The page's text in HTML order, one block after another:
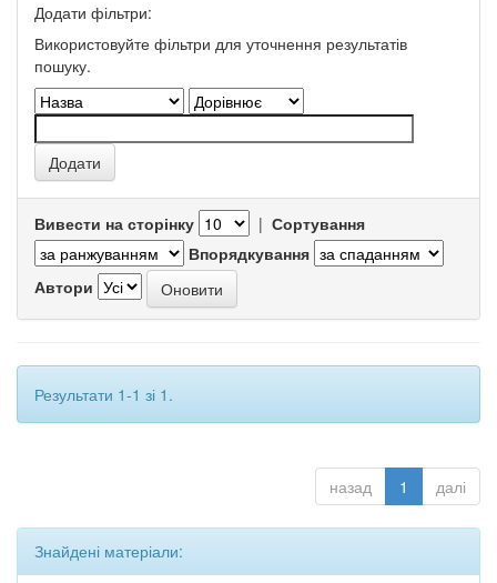
Додати фільтри:
Використовуйте фільтри для уточнення результатів
пошуку.
Вивести на сторінку | Сортування
Впорядкування
Автори
Результати 1-1 зі 1.
назад 1 далі
Знайдені матеріали: